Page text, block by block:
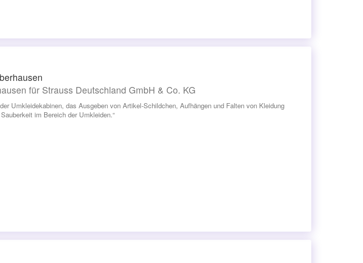
für Strauss Deutschland GmbH & Co. KG
Umkleidekabinen, das Ausgeben von Artikel-Schildchen, Aufhängen und Falten von Kleidung
im Bereich der Umkleiden.“